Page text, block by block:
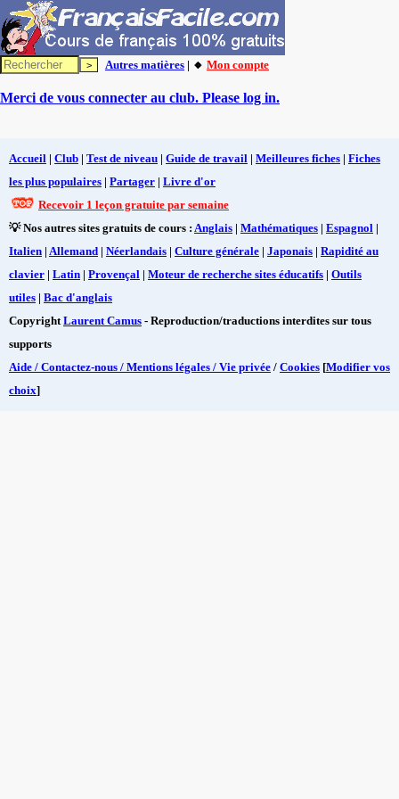
Autres matières | 🔸 Mon compte
Merci de vous connecter au club. Please log in.
Accueil | Club | Test de niveau | Guide de travail | Meilleures fiches | Fiches
les plus populaires | Partager | Livre d'or
Recevoir 1 leçon gratuite par semaine
💡 Nos autres sites gratuits de cours : Anglais | Mathématiques | Espagnol |
Italien | Allemand | Néerlandais | Culture générale | Japonais | Rapidité au
clavier | Latin | Provençal | Moteur de recherche sites éducatifs | Outils
utiles | Bac d'anglais
CopyrightLaurent Camus - Reproduction/traductions interdites sur tous
supports
Aide / Contactez-nous / Mentions légales / Vie privée / Cookies [Modifier vos
choix]